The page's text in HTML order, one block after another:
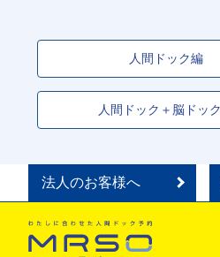
人間ドック編
人間ドック＋脳ドッ
法人のお客様へ